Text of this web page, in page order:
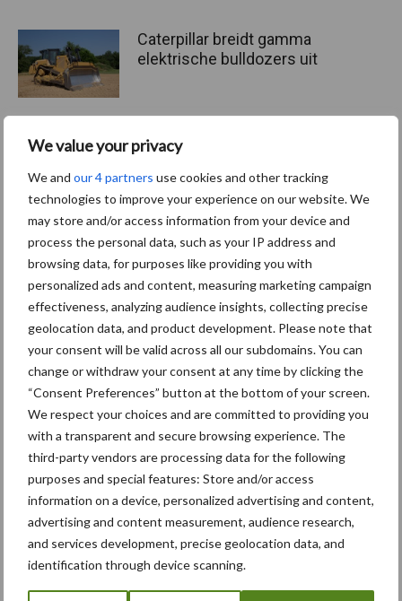
We value your privacy
We and our 4 partners use cookies and other tracking
technologies to improve your experience on our website. We
may store and/or access information from your device and
process the personal data, such as your IP address and
browsing data, for purposes like providing you with
personalized ads and content, measuring marketing campaign
effectiveness, analyzing audience insights, collecting precise
geolocation data, and product development. Please note that
your consent will be valid across all our subdomains. You can
change or withdraw your consent at any time by clicking the
“Consent Preferences” button at the bottom of your screen.
We respect your choices and are committed to providing you
with a transparent and secure browsing experience. The
third-party vendors are processing data for the following
purposes and special features: Store and/or access
information on a device, personalized advertising and content,
advertising and content measurement, audience research,
and services development, precise geolocation data, and
identification through device scanning.
Caterpillar breidt gamma
elektrische bulldozers uit
Komatsu HM460-6
knikdumper legt lat opnieuw
hoger
Kok Lexmond neemt eerste
Develon DX360LC-9 Smart-
rupsgraafmachine in
gebruik
Meer loonwerk nieuws:
Maak hier uw keuze:
bemesting Gewas & ruwvoer